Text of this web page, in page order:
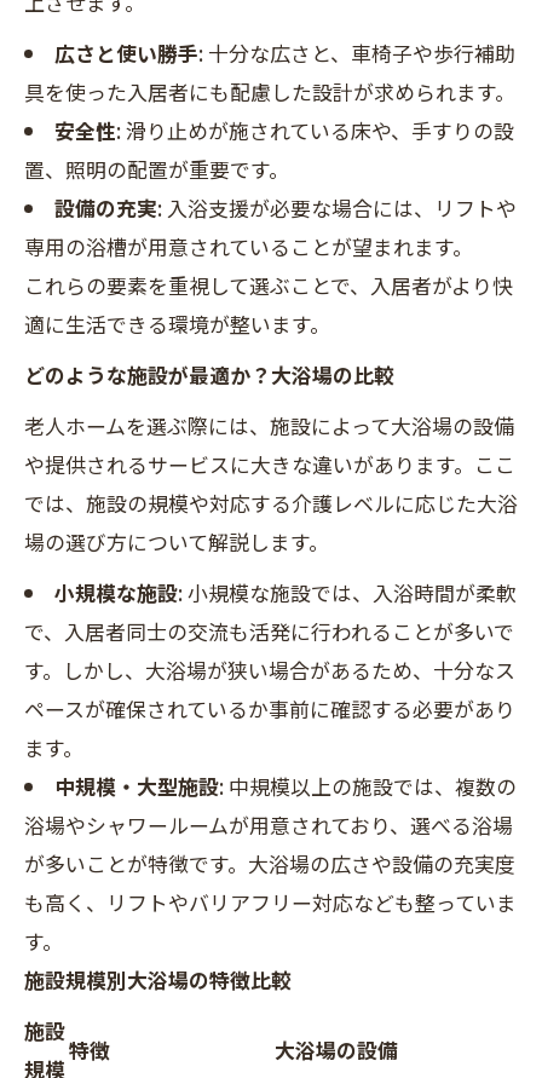
広さと使い勝手: 十分な広さと、車椅子や歩行補助
具を使った入居者にも配慮した設計が求められます。
安全性: 滑り止めが施されている床や、手すりの設
置、照明の配置が重要です。
設備の充実: 入浴支援が必要な場合には、リフトや
専用の浴槽が用意されていることが望まれます。
これらの要素を重視して選ぶことで、入居者がより快
適に生活できる環境が整います。
どのような施設が最適か？大浴場の比較
老人ホームを選ぶ際には、施設によって大浴場の設備
や提供されるサービスに大きな違いがあります。ここ
では、施設の規模や対応する介護レベルに応じた大浴
場の選び方について解説します。
小規模な施設: 小規模な施設では、入浴時間が柔軟
で、入居者同士の交流も活発に行われることが多いで
す。しかし、大浴場が狭い場合があるため、十分なス
ペースが確保されているか事前に確認する必要があり
ます。
中規模・大型施設: 中規模以上の施設では、複数の
浴場やシャワールームが用意されており、選べる浴場
が多いことが特徴です。大浴場の広さや設備の充実度
も高く、リフトやバリアフリー対応なども整っていま
す。
施設規模別大浴場の特徴比較
施設
規模
特徴 大浴場の設備